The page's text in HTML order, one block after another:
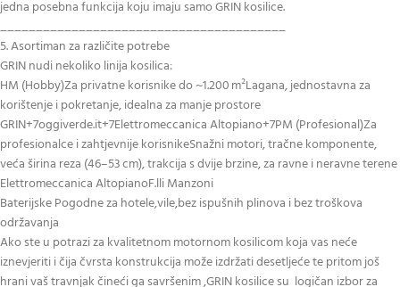
jedna posebna funkcija koju imaju samo GRIN kosilice.
________________________________________
5. Asortiman za različite potrebe
GRIN nudi nekoliko linija kosilica:
HM (Hobby)Za privatne korisnike do ~1.200 m²Lagana, jednostavna za
korištenje i pokretanje, idealna za manje prostore
GRIN+7oggiverde.it+7Elettromeccanica Altopiano+7PM (Profesional)Za
profesionalce i zahtjevnije korisnikeSnažni motori, tračne komponente,
veća širina reza (46–53 cm), trakcija s dvije brzine, za ravne i neravne terene
Elettromeccanica AltopianoF.lli Manzoni
Baterijske Pogodne za hotele,vile,bez ispušnih plinova i bez troškova
održavanja
Ako ste u potrazi za kvalitetnom motornom kosilicom koja vas neće
iznevjeriti i čija čvrsta konstrukcija može izdržati desetljeće te pritom još
hrani vaš travnjak čineći ga savršenim ,GRIN kosilice su logičan izbor za